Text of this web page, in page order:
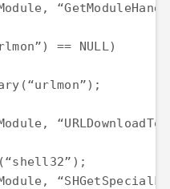
== NULL)